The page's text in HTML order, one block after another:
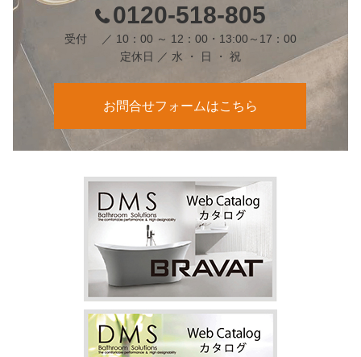
0120-518-805
受付 ／ 10：00 ～ 12：00・13:00～17：00
定休日 ／ 水 ・ 日 ・ 祝
お問合せフォームはこちら